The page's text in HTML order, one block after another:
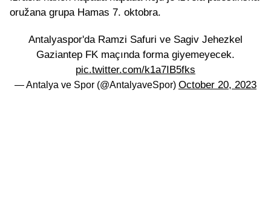
oružana grupa Hamas 7. oktobra.
Antalyaspor'da Ramzi Safuri ve Sagiv Jehezkel
Gaziantep FK maçında forma giyemeyecek.
pic.twitter.com/k1a7IB5fks
— Antalya ve Spor (@AntalyaveSpor) October 20, 2023